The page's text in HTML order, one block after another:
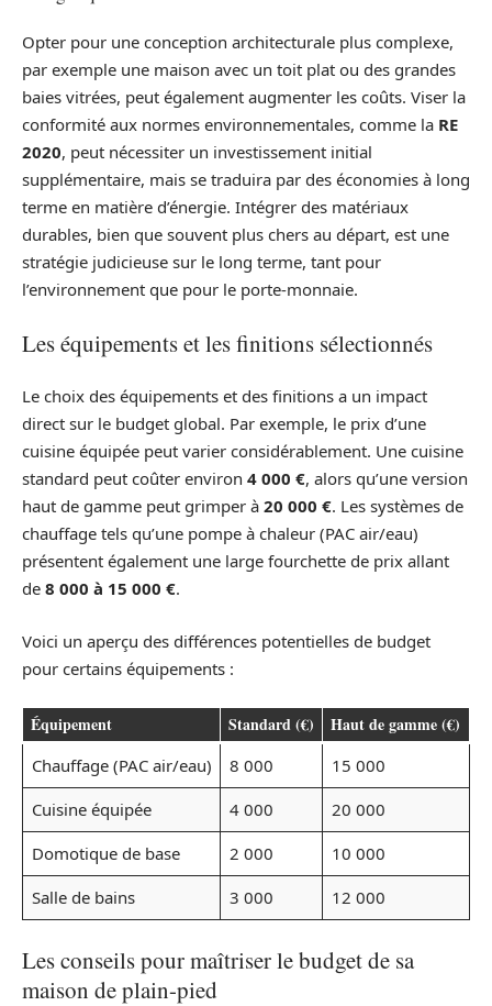
Opter pour une conception architecturale plus complexe,
par exemple une maison avec un toit plat ou des grandes
baies vitrées, peut également augmenter les coûts. Viser la
conformité aux normes environnementales, comme la RE
2020, peut nécessiter un investissement initial
supplémentaire, mais se traduira par des économies à long
terme en matière d’énergie. Intégrer des matériaux
durables, bien que souvent plus chers au départ, est une
stratégie judicieuse sur le long terme, tant pour
l’environnement que pour le porte-monnaie.
Les équipements et les finitions sélectionnés
Le choix des équipements et des finitions a un impact
direct sur le budget global. Par exemple, le prix d’une
cuisine équipée peut varier considérablement. Une cuisine
standard peut coûter environ 4 000 €, alors qu’une version
haut de gamme peut grimper à 20 000 €. Les systèmes de
chauffage tels qu’une pompe à chaleur (PAC air/eau)
présentent également une large fourchette de prix allant
de 8 000 à 15 000 €.
Voici un aperçu des différences potentielles de budget
pour certains équipements :
Équipement Standard (€) Haut de gamme (€)
Chauffage (PAC air/eau) 8 000
15 000
Cuisine équipée
4 000
20 000
Domotique de base
2 000
10 000
Salle de bains
3 000 12 000
Les conseils pour maîtriser le budget de sa
maison de plain-pied